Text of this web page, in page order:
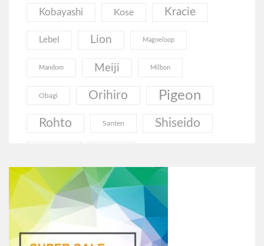
Kobayashi Kose Kracie
Lebel Lion Magneloop
Mandom Meiji Milbon
Obagi Orihiro Pigeon
Rohto Santen Shiseido
Витамины
Гиалуроновая Кислота Гинкго Билоба
Глюкозамин Грибы Еда